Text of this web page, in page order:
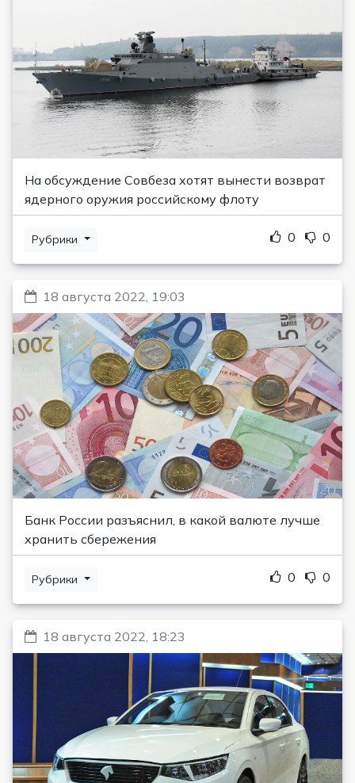
На обсуждение Совбеза хотят вынести возврат
ядерного оружия российскому флоту
Рубрики 0 0
18 августа 2022, 19:03
Банк России разъяснил, в какой валюте лучше
хранить сбережения
Рубрики 0 0
18 августа 2022, 18:23